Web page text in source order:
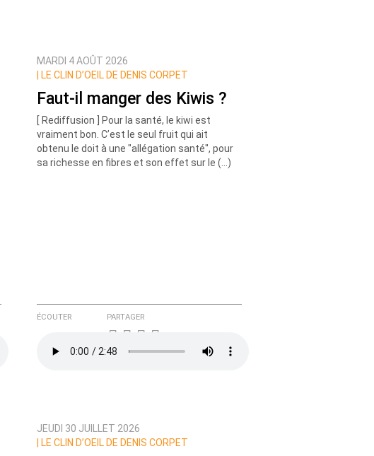
MARDI 4 AOÛT 2026
LE CLIN D’OEIL DE DENIS CORPET
Faut-il manger des Kiwis ?
[ Rediffusion ] Pour la santé, le kiwi est
vraiment bon. C’est le seul fruit qui ait
obtenu le doit à une "allégation santé", pour
sa richesse en fibres et son effet sur le (…)
ÉCOUTER PARTAGER
JEUDI 30 JUILLET 2026
LE CLIN D’OEIL DE DENIS CORPET